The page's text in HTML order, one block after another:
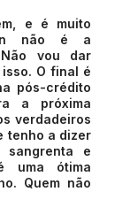
e é muito
não é a
vou dar
O final é
pós-crédito
a próxima
verdadeiros
tenho a dizer
e
uma ótima
Quem não